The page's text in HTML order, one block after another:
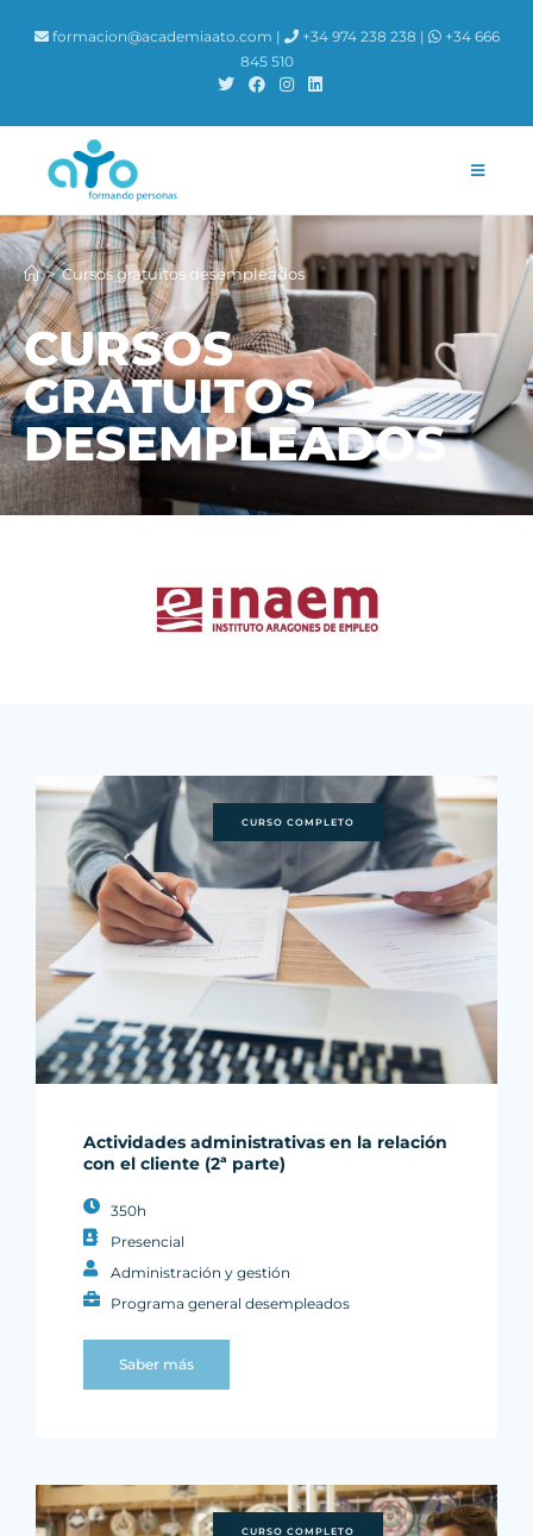
formacion@academiaato.com | +34 974 238 238 |
+34 666
845 510
> Cursos gratuitos desempleados
CURSOS
GRATUITOS
DESEMPLEADOS
CURSO COMPLETO
Actividades administrativas en la relación
con el cliente (2ª parte)
350h
Presencial
Administración y gestión
Programa general desempleados
Saber más
CURSO COMPLETO